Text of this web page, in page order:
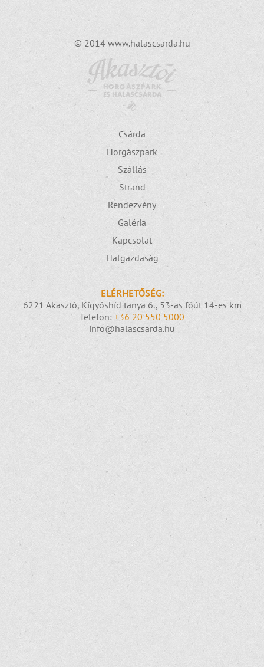
© 2014 www.halascsarda.hu
Csárda
Horgászpark
Szállás
Strand
Rendezvény
Galéria
Kapcsolat
Halgazdaság
ELÉRHETŐSÉG:
6221 Akasztó, Kígyóshíd tanya 6., 53-as főút 14-es km
Telefon: +36 20 550 5000
info@halascsarda.hu